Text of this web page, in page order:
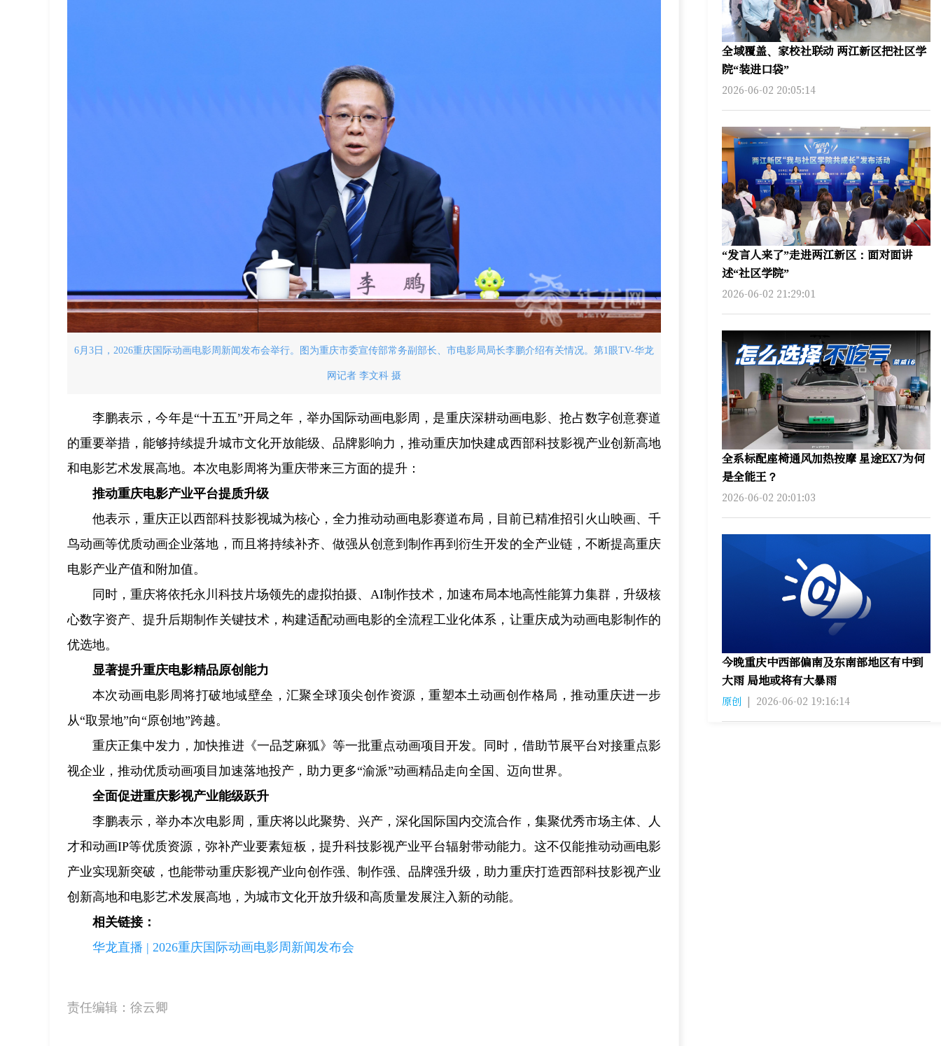
6月3日，2026重庆国际动画电影周新闻发布会举行。图为重庆市委宣传部常务副部长、市电影局局长李鹏介绍有关情况。第1眼TV-华龙
网记者 李文科 摄
李鹏表示，今年是“十五五”开局之年，举办国际动画电影周，是重庆深耕动画电影、抢占数字创意赛道
的重要举措，能够持续提升城市文化开放能级、品牌影响力，推动重庆加快建成西部科技影视产业创新高地
和电影艺术发展高地。本次电影周将为重庆带来三方面的提升：
推动重庆电影产业平台提质升级
他表示，重庆正以西部科技影视城为核心，全力推动动画电影赛道布局，目前已精准招引火山映画、千
鸟动画等优质动画企业落地，而且将持续补齐、做强从创意到制作再到衍生开发的全产业链，不断提高重庆
电影产业产值和附加值。
同时，重庆将依托永川科技片场领先的虚拟拍摄、AI制作技术，加速布局本地高性能算力集群，升级核
心数字资产、提升后期制作关键技术，构建适配动画电影的全流程工业化体系，让重庆成为动画电影制作的
优选地。
显著提升重庆电影精品原创能力
本次动画电影周将打破地域壁垒，汇聚全球顶尖创作资源，重塑本土动画创作格局，推动重庆进一步
从“取景地”向“原创地”跨越。
重庆正集中发力，加快推进《一品芝麻狐》等一批重点动画项目开发。同时，借助节展平台对接重点影
视企业，推动优质动画项目加速落地投产，助力更多“渝派”动画精品走向全国、迈向世界。
全面促进重庆影视产业能级跃升
李鹏表示，举办本次电影周，重庆将以此聚势、兴产，深化国际国内交流合作，集聚优秀市场主体、人
才和动画IP等优质资源，弥补产业要素短板，提升科技影视产业平台辐射带动能力。这不仅能推动动画电影
产业实现新突破，也能带动重庆影视产业向创作强、制作强、品牌强升级，助力重庆打造西部科技影视产业
创新高地和电影艺术发展高地，为城市文化开放升级和高质量发展注入新的动能。
相关链接：
华龙直播 | 2026重庆国际动画电影周新闻发布会
责任编辑： 徐云卿
全域覆盖、家校社联动 两江新区把社区学
院“装进口袋”
2026-06-02 20:05:14
“发言人来了”走进两江新区：面对面讲
述“社区学院”
2026-06-02 21:29:01
全系标配座椅通风加热按摩 星途EX7为何
是全能王？
2026-06-02 20:01:03
今晚重庆中西部偏南及东南部地区有中到
大雨 局地或将有大暴雨
原创 | 2026-06-02 19:16:14